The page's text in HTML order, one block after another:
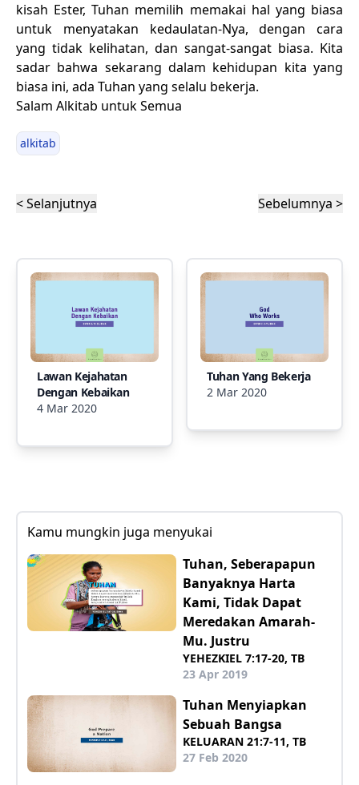
kisah Ester, Tuhan memilih memakai hal yang biasa
untuk menyatakan kedaulatan-Nya, dengan cara
yang tidak kelihatan, dan sangat-sangat biasa. Kita
sadar bahwa sekarang dalam kehidupan kita yang
biasa ini, ada Tuhan yang selalu bekerja.
Salam Alkitab untuk Semua
alkitab
< Selanjutnya Sebelumnya >
Lawan Kejahatan
Dengan Kebaikan
4 Mar 2020
Tuhan Yang Bekerja
2 Mar 2020
Kamu mungkin juga menyukai
Tuhan, Seberapapun
Banyaknya Harta
Kami, Tidak Dapat
Meredakan Amarah-
Mu. Justru
YEHEZKIEL 7:17-20, TB
23 Apr 2019
Tuhan Menyiapkan
Sebuah Bangsa
KELUARAN 21:7-11, TB
27 Feb 2020